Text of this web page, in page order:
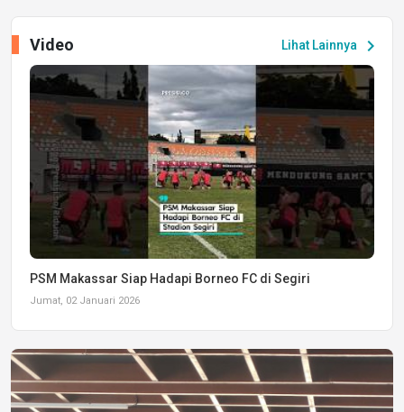
Lihat Lainnya chevron_right
Video
PSM Makassar Siap Hadapi Borneo FC di Segiri
Jumat, 02 Januari 2026